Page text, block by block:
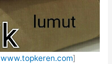
www.topkeren.com]